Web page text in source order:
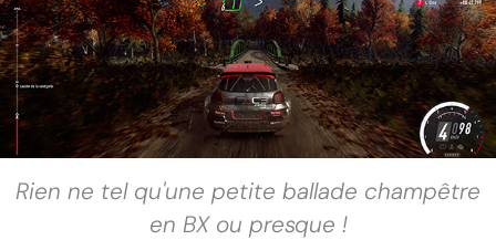
Rien ne tel qu'une petite ballade champêtre
en BX ou presque !